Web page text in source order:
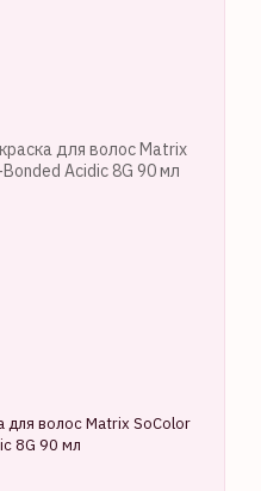
для волос Matrix SoColor
8G 90 мл